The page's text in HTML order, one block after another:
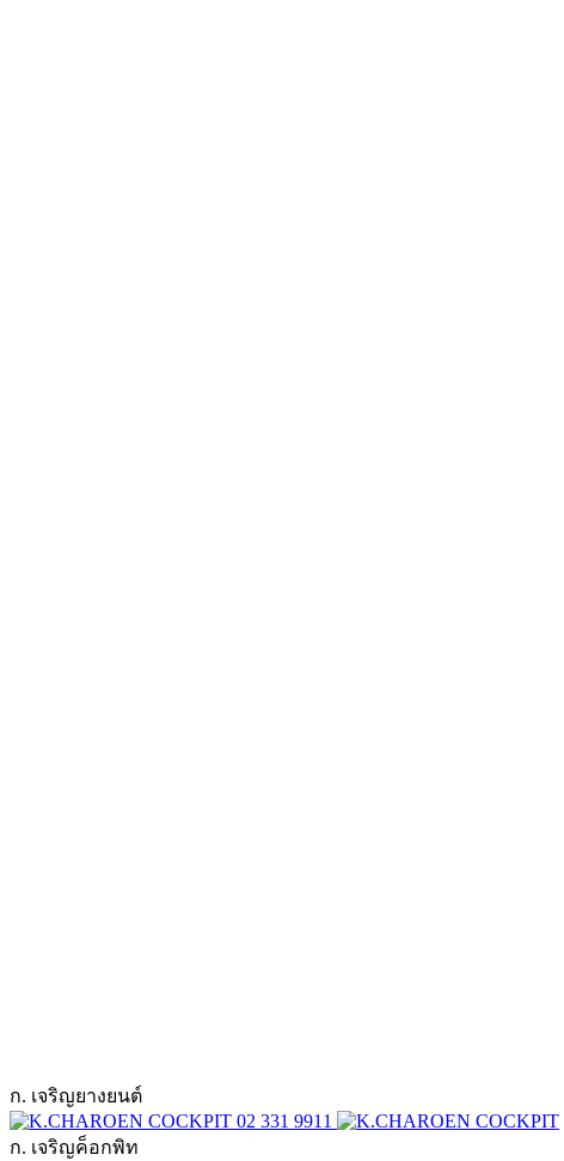
ก. เจริญยางยนต์
02 331 9911
ก. เจริญค็อกพิท